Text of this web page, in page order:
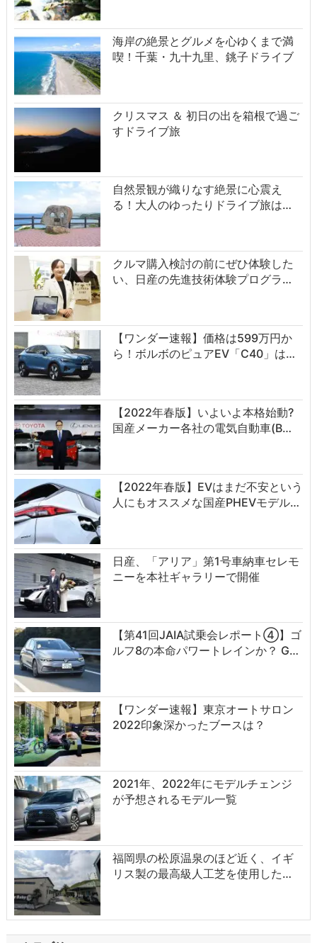
海岸の絶景とグルメを心ゆくまで満
喫！千葉・九十九里、銚子ドライブ
クリスマス ＆ 初日の出を箱根で過ご
すドライブ旅
自然景観が織りなす絶景に心震え
る！大人のゆったりドライブ旅は…
クルマ購入検討の前にぜひ体験した
い、日産の先進技術体験プログラ…
【ワンダー速報】価格は599万円か
ら！ボルボのピュアEV「C40」は…
【2022年春版】いよいよ本格始動?
国産メーカー各社の電気自動車(B…
【2022年春版】EVはまだ不安という
人にもオススメな国産PHEVモデル…
日産、「アリア」第1号車納車セレモ
ニーを本社ギャラリーで開催
【第41回JAIA試乗会レポート④】ゴ
ルフ8の本命パワートレインか？ G…
【ワンダー速報】東京オートサロン
2022印象深かったブースは？
2021年、2022年にモデルチェンジ
が予想されるモデル一覧
福岡県の松原温泉のほど近く、イギ
リス製の最高級人工芝を使用した…